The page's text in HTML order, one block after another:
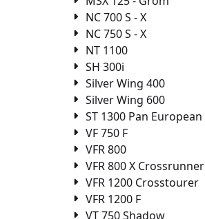
NC 700 S - X
NC 750 S - X
NT 1100
SH 300i
Silver Wing 400
Silver Wing 600
ST 1300 Pan European
VF 750 F
VFR 800
VFR 800 X Crossrunner
VFR 1200 Crosstourer
VFR 1200 F
VT 750 Shadow